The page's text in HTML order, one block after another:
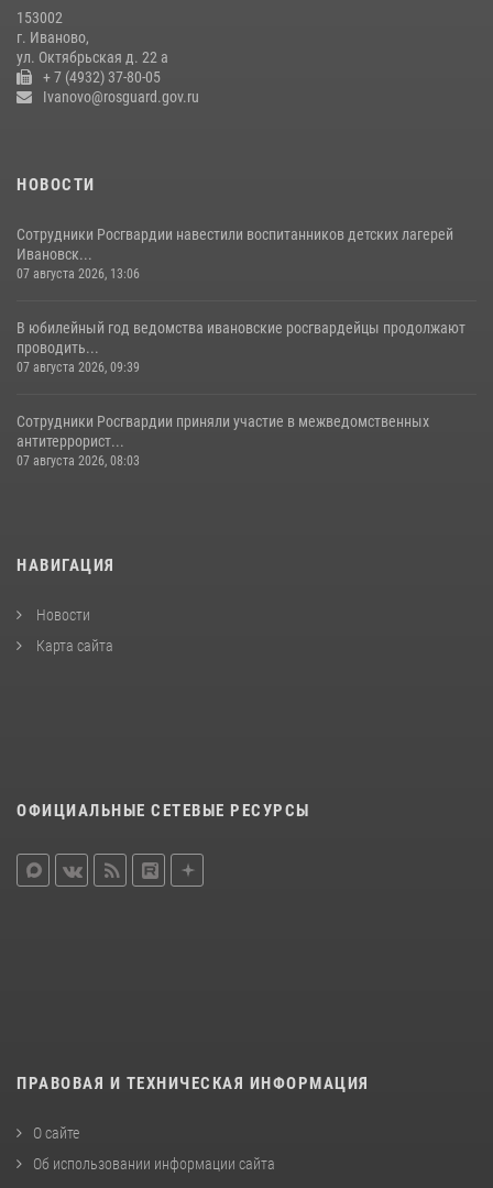
16 июля 2026, 08:32
153002
г. Иваново,
ул. Октябрьская д. 22 а
+ 7 (4932) 37-80-05
Ivanovo@rosguard.gov.ru
НОВОСТИ
Сотрудники Росгвардии навестили воспитанников детских лагерей
Ивановск...
07 августа 2026, 13:06
В юбилейный год ведомства ивановские росгвардейцы продолжают
проводить...
07 августа 2026, 09:39
Сотрудники Росгвардии приняли участие в межведомственных
антитеррорист...
07 августа 2026, 08:03
НАВИГАЦИЯ
Новости
Карта сайта
ОФИЦИАЛЬНЫЕ СЕТЕВЫЕ РЕСУРСЫ
ПРАВОВАЯ И ТЕХНИЧЕСКАЯ ИНФОРМАЦИЯ
О сайте
Об использовании информации сайта